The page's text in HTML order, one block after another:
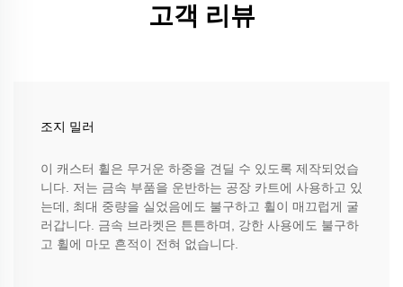
고객 리뷰
조지 밀러
이 캐스터 휠은 무거운 하중을 견딜 수 있도록 제작되었습
니다. 저는 금속 부품을 운반하는 공장 카트에 사용하고 있
는데, 최대 중량을 실었음에도 불구하고 휠이 매끄럽게 굴
러갑니다. 금속 브라켓은 튼튼하며, 강한 사용에도 불구하
고 휠에 마모 흔적이 전혀 없습니다.